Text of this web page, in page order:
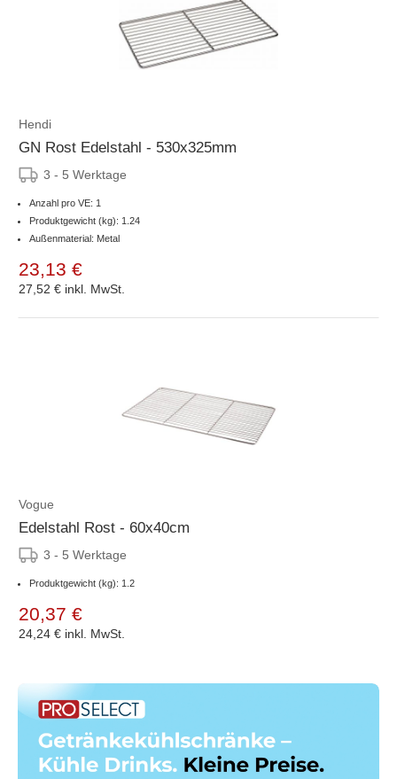
Hendi
GN Rost Edelstahl - 530x325mm
3 - 5 Werktage
Anzahl pro VE: 1
Produktgewicht (kg): 1.24
Außenmaterial: Metal
23,13 €
27,52 € inkl. MwSt.
Vogue
Edelstahl Rost - 60x40cm
3 - 5 Werktage
Produktgewicht (kg): 1.2
20,37 €
24,24 € inkl. MwSt.